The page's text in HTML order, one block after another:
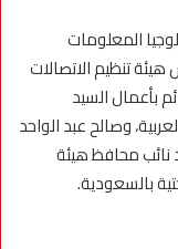
المعلومات
تنظيم الاتصالات
بأعمال السيد
وصالح عبد الواحد
نائب محافظ هيئة
بالسعودية.